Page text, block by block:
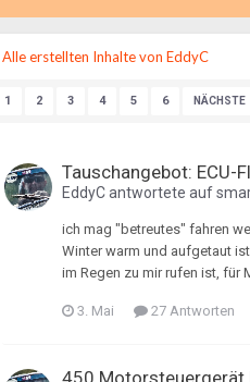
Alle erstellten Inhalte von EddyC
1 2 3 4 5 6 NÄCHSTE
Tauschangebot: ECU-
EddyCantwortete auf
ich mag "betreutes" fahren
Winter warm und aufgetaut
im Regen zu mir rufen ist, für
3. Mai 27 Antworten